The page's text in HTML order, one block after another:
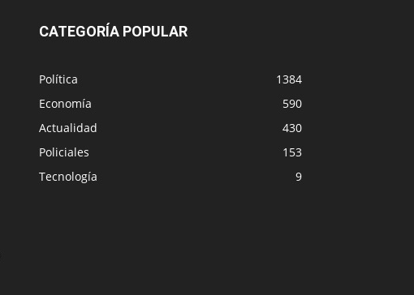
CATEGORÍA POPULAR
Política
1384
Economía
590
Actualidad
430
Policiales
153
Tecnología
9